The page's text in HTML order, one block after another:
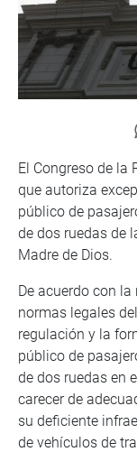
El Congreso de la
que autoriza
público de
de dos ruedas de
Madre de Dios.
De acuerdo con
normas legales
regulación y la
público de
de dos ruedas en
carecer de
su deficiente
de vehículos de